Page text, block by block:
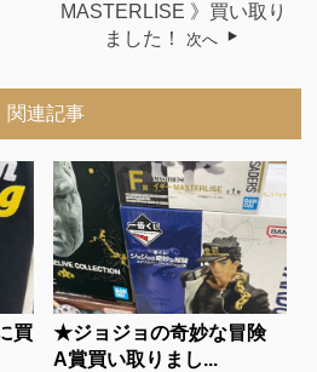
MASTERLISE 》買い取り
ました！
次へ
関連記事
買
★ジョジョの奇妙な冒険
A賞買い取りまし...